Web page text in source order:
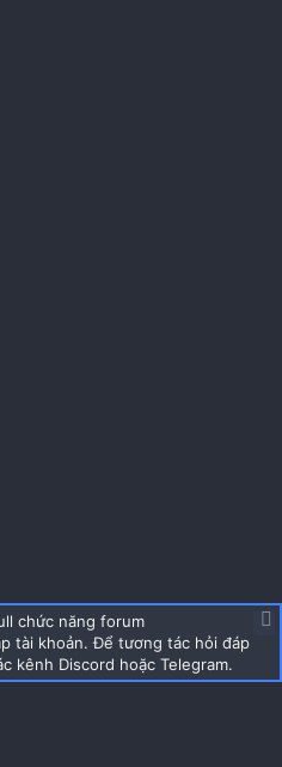
chức năng forum
tài khoản. Để tương tác hỏi đáp
kênh Discord hoặc Telegram.